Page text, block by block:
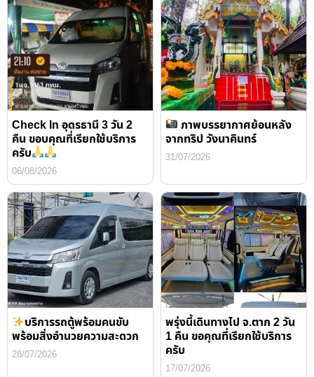
Check In อุดรธานี 3 วัน 2
คืน ขอบคุณที่เรียกใช้บริการ
ครับ
06/08/2026
ภาพบรรยากาศย้อนหลัง
จากทริป วังนาคินทร์
31/07/2026
บริการรถตู้พร้อมคนขับ
พร้อมสิ่งอำนวยความสะดวก
28/07/2026
พรุ่งนี้เดินทางไป จ.ตาก 2 วัน
1 คืน ขอคุณที่เรียกใช้บริการ
ครับ
17/07/2026